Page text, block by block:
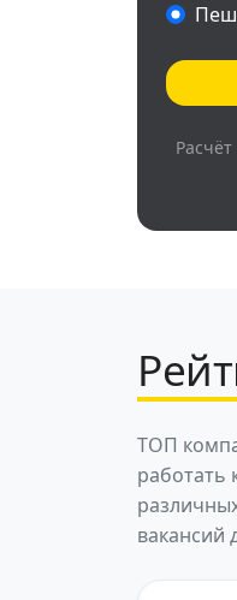
ТОП
работать
вакансий